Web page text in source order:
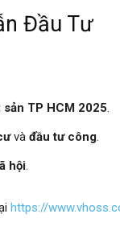
Đầu Tư
sản TP HCM 2025.
và đầu tư công.
hội.
https://